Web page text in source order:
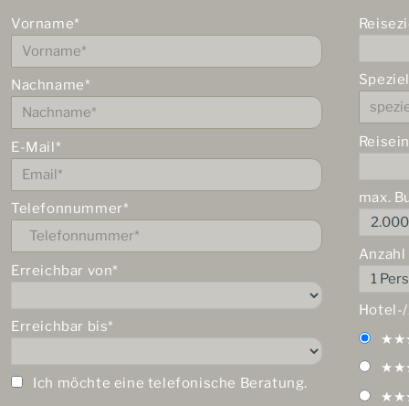
Vorname*
Nachname*
E-Mail*
Telefonnummer*
Erreichbar von*
Erreichbar bis*
Ich möchte eine telefonische Beratung.
max.